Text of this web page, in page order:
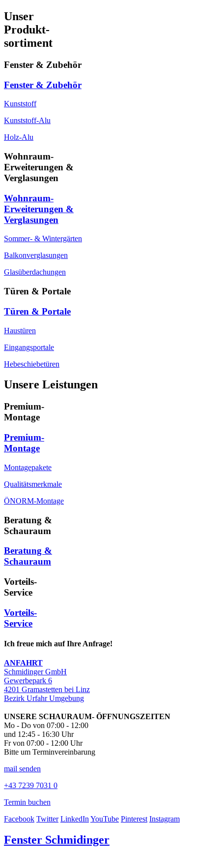
Unser
Produkt-
sortiment
Fenster & Zubehör
Fenster & Zubehör
Kunststoff
Kunststoff-Alu
Holz-Alu
Wohnraum-
Erweiterungen &
Verglasungen
Wohnraum-
Erweiterungen &
Verglasungen
Sommer- & Wintergärten
Balkonverglasungen
Glasüberdachungen
Türen & Portale
Türen & Portale
Haustüren
Eingangsportale
Hebeschiebetüren
Unsere Leistungen
Premium-
Montage
Premium-
Montage
Montagepakete
Qualitätsmerkmale
ÖNORM-Montage
Beratung &
Schauraum
Beratung &
Schauraum
Vorteils-
Service
Vorteils-
Service
Ich freue mich auf Ihre Anfrage!
ANFAHRT
Schmidinger GmbH
Gewerbepark 6
4201 Gramastetten bei Linz
Bezirk Urfahr Umgebung
UNSERE SCHAURAUM- ÖFFNUNGSZEITEN
Mo - Do von 07:00 - 12:00
und 12:45 - 16:30 Uhr
Fr von 07:00 - 12:00 Uhr
Bitte um Terminvereinbarung
mail senden
+43 7239 7031 0
Termin buchen
Facebook Twitter LinkedInYouTube Pinterest Instagram
Fenster Schmidinger